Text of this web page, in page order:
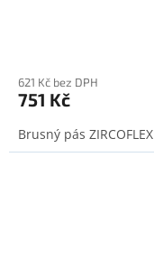
621 Kč bez DPH
751 Kč
Brusný pás ZIRCOFLEX